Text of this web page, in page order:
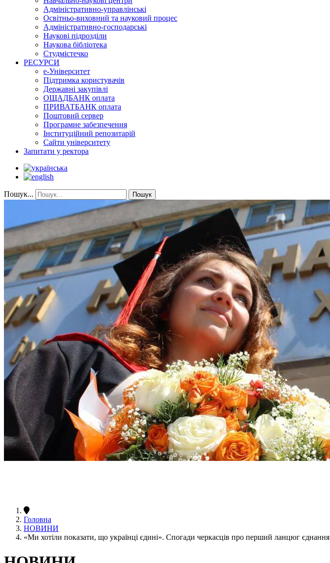
Адміністративно-управлінські
Освітньо-виховний та науковий процес
Адміністративно-господарські
Наукові підрозділи
Наукова бібліотека
Студмістечко
РЕСУРСИ
е-Університет
Підтримка користувачів
Державні закупівлі
ОЩАДБАНК оплата
ПРИВАТБАНК оплата
Поштовий сервер
Програмне забезпечення
Інституційний репозитарій
Сайти університету
Запитати у ректора
Пошук... Пошук
Головна
НОВИНИ
«Ми хотіли показати, що українці єдині». Спогади черкасців про перший ланцюг єднання